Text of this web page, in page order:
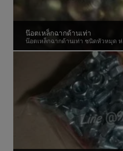
น๊อตเหล็กฉากด้านเท่า
น๊อตเหล็กฉากด้านเท่า ชนิดหัวหมุด ห่